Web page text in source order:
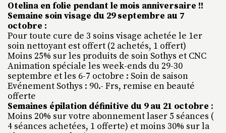
Otelina en folie pendant le mois anniversaire !!
Semaine soin visage du 29 septembre au 7
octobre :
Pour toute cure de 3 soins visage achetée le 1er
soin nettoyant est offert (2 achetés, 1 offert)
Moins 25% sur les produits de soin Sothys et CNC
Animation spéciale les week-ends du 29-30
septembre et les 6-7 octobre : Soin de saison
Evénement Sothys : 90.- Frs, remise en beauté
offerte
Semaines épilation définitive du 9 au 21 octobre :
Moins 20% sur votre abonnement laser 5 séances (
4 séances achetées, 1 offerte) et moins 30% sur la